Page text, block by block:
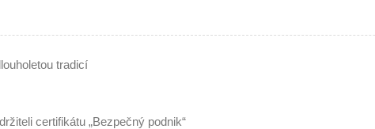
tradicí
certifikátu „Bezpečný podnik“